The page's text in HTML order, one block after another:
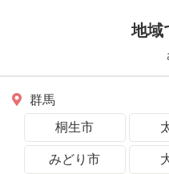
地域
群馬
桐生市
みどり市